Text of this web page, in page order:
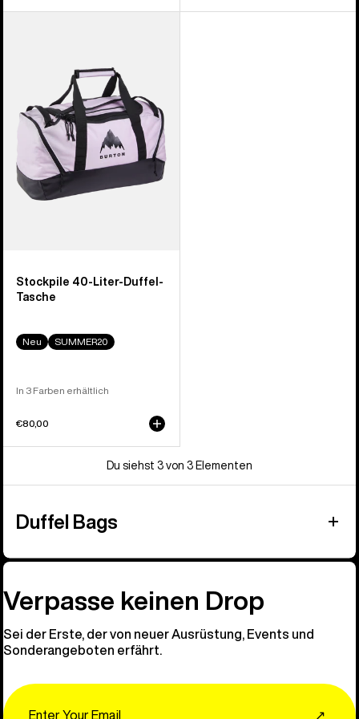
Tasche
Stockpile 40-Liter-Duffel-
Tasche
Neu SUMMER20
In 3 Farben erhältlich
€80,00
Du siehst 3 von 3 Elementen
Duffel Bags
Verpasse keinen Drop
Sei der Erste, der von neuer Ausrüstung, Events und
Sonderangeboten erfährt.
↗